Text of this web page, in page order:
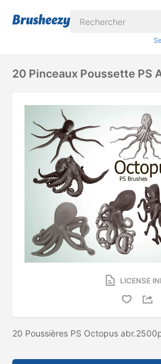
20 Pinceaux Poussette PS
LICENSE
20 Poussières PS Octopus